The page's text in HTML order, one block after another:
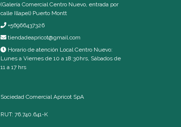
(Galería Comercial Centro Nuevo, entrada por
calle Illapel) Puerto Montt
+56966437326
tiendadeapricot@gmail.com
Horario de atención Local Centro Nuevo:
Lunes a Viernes de 10 a 18:30hrs, Sábados de
11 a 17 hrs
Sociedad Comercial Apricot SpA
RUT: 76.740.641-K